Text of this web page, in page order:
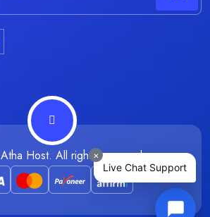
Atha Host. All rights reserved.